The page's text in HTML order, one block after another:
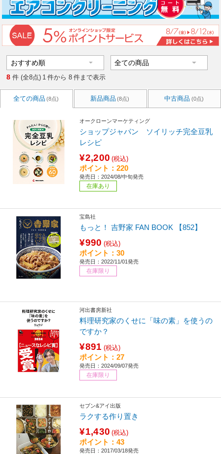
8 件 (全8点) 1 件から 8 件まで表示
全ての商品 (8点) 新品商品 (8点) 中古商品 (0点)
オークローンマーケティング
ショップジャパン ソイリッチ完全豆乳
レシピ
¥2,200 (税込)
ポイント：220
発売日：2024/08/中旬発売
在庫あり
宝島社
もっと！ 吉野家 FAN BOOK 【852】
¥990 (税込)
ポイント：30
発売日：2022/11/01発売
在庫限り
河出書房新社
料理研究家のくせに「味の素」を使うの
ですか？
¥891 (税込)
ポイント：27
発売日：2024/09/07発売
在庫限り
セブン&アイ出版
ラクする作り置き
¥1,430 (税込)
ポイント：43
発売日：2017/03/18発売